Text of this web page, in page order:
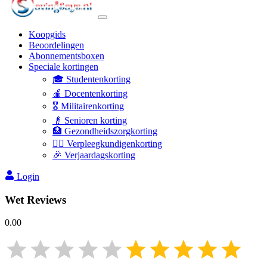
Koopgids
Beoordelingen
Abonnementsboxen
Speciale kortingen
🎓 Studentenkorting
🍎 Docentenkorting
🎖️ Militairenkorting
👴 Senioren korting
🏥 Gezondheidszorgkorting
👩‍⚕️ Verpleegkundigenkorting
🎉 Verjaardagskorting
Login
Wet Reviews
0.00